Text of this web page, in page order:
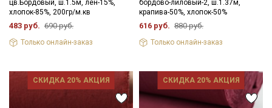
цв.Бордовый, ш.1.5м, лен-15%,
хлопок-85%, 200гр/м.кв
483 руб. 690 руб.
Только онлайн-заказ
бордово-лиловый-2, ш.1.37м,
крапива-50%, хлопок-50%
616 руб. 880 руб.
Только онлайн-заказ
СКИДКА 20% АКЦИЯ СКИДКА 20% АКЦИЯ